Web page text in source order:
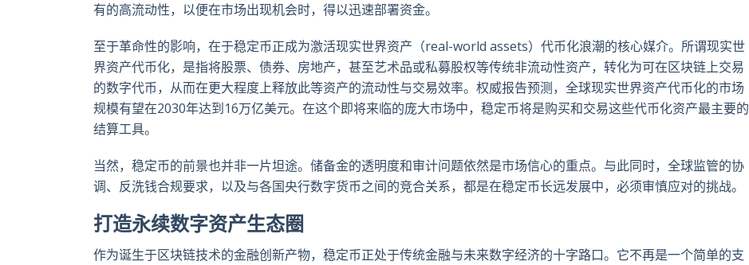
有的高流动性，以便在市场出现机会时，得以迅速部署资金。
至于革命性的影响，在于稳定币正成为激活现实世界资产（real-world assets）代币化浪潮的核心媒介。所谓现实世
界资产代币化，是指将股票、债券、房地产，甚至艺术品或私募股权等传统非流动性资产，转化为可在区块链上交易
的数字代币，从而在更大程度上释放此等资产的流动性与交易效率。权威报告预测，全球现实世界资产代币化的市场
规模有望在2030年达到16万亿美元。在这个即将来临的庞大市场中，稳定币将是购买和交易这些代币化资产最主要的
结算工具。
当然，稳定币的前景也并非一片坦途。储备金的透明度和审计问题依然是市场信心的重点。与此同时，全球监管的协
调、反洗钱合规要求，以及与各国央行数字货币之间的竞合关系，都是在稳定币长远发展中，必须审慎应对的挑战。
打造永续数字资产生态圈
作为诞生于区块链技术的金融创新产物，稳定币正处于传统金融与未来数字经济的十字路口。它不再是一个简单的支